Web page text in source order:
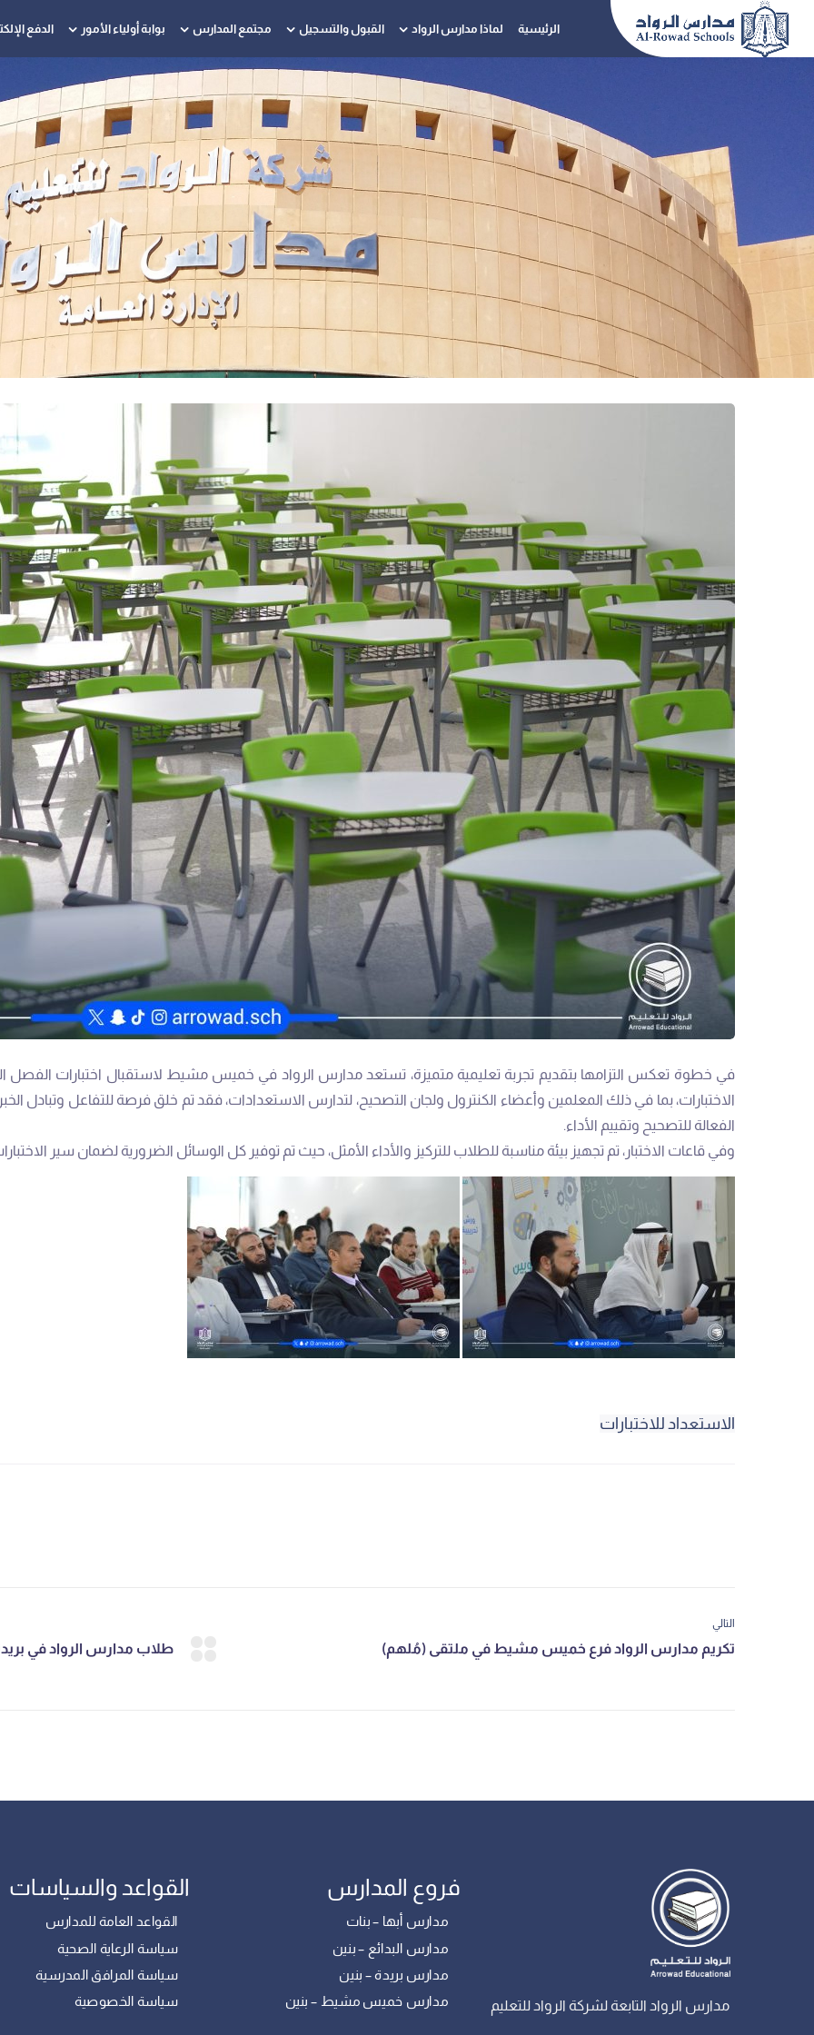
الرئيسية لماذا مدارس الرواد القبول والتسجيل مجتمع المدارس بوابة أولياء الأمور الدفع
الاختبارات، بما في ذلك المعلمين وأعضاء الكنترول ولجان التصحيح، لتدارس الاستعدادات، فقد تم خلق فرصة للتفاعل وتبادل
الفعالة للتصحيح وتقييم الأداء.
وفي قاعات الاختبار، تم تجهيز بيئة مناسبة للطلاب للتركيز والأداء الأمثل، حيث تم توفير كل الوسائل الضرورية لضمان سير
الاستعداد للاختبارات
التالي
مدارس الرواد التابعة لشركة الرواد للتعليم
فروع المدارس
مدارس أبها – بنات
مدارس البدائع – بنين
مدارس بريدة – بنين
مدارس خميس مشيط – بنين
القواعد والسياسات
القواعد العامة للمدارس
سياسة الرعاية الصحية
سياسة المرافق المدرسية
سياسة الخصوصية